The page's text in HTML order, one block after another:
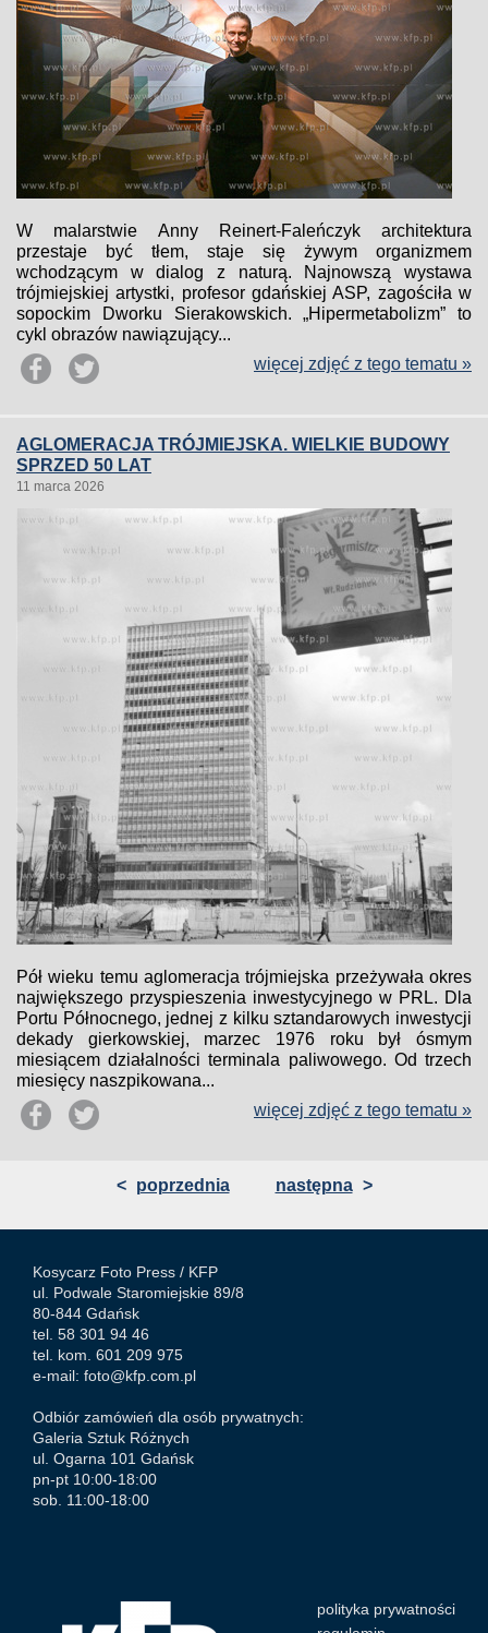
W malarstwie Anny Reinert-Faleńczyk architektura
przestaje być tłem, staje się żywym organizmem
wchodzącym w dialog z naturą. Najnowszą wystawa
trójmiejskiej artystki, profesor gdańskiej ASP, zagościła w
sopockim Dworku Sierakowskich. „Hipermetabolizm” to
cykl obrazów nawiązujący...
więcej zdjęć z tego tematu »
AGLOMERACJA TRÓJMIEJSKA. WIELKIE BUDOWY
SPRZED 50 LAT
11 marca 2026
Pół wieku temu aglomeracja trójmiejska przeżywała okres
największego przyspieszenia inwestycyjnego w PRL. Dla
Portu Północnego, jednej z kilku sztandarowych inwestycji
dekady gierkowskiej, marzec 1976 roku był ósmym
miesiącem działalności terminala paliwowego. Od trzech
miesięcy naszpikowana...
więcej zdjęć z tego tematu »
< poprzednia następna >
Kosycarz Foto Press / KFP
ul. Podwale Staromiejskie 89/8
80-844 Gdańsk
tel. 58 301 94 46
tel. kom. 601 209 975
e-mail: foto@kfp.com.pl
Odbiór zamówień dla osób prywatnych:
Galeria Sztuk Różnych
ul. Ogarna 101 Gdańsk
pn-pt 10:00-18:00
sob. 11:00-18:00
polityka prywatności